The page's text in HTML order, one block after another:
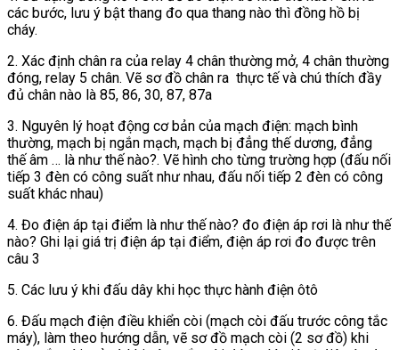
các bước, lưu ý bật thang đo qua thang nào thì đồng hồ bị
cháy.
2. Xác định chân ra của relay 4 chân thường mở, 4 chân thường
đóng, relay 5 chân. Vẽ sơ đồ chân ra thực tế và chú thích đầy
đủ chân nào là 85, 86, 30, 87, 87a
3. Nguyên lý hoạt động cơ bản của mạch điện: mạch bình
thường, mạch bị ngắn mạch, mạch bị đẳng thế dương, đẳng
thế âm … là như thế nào?. Vẽ hình cho từng trường hợp (đấu nối
tiếp 3 đèn có công suất như nhau, đấu nối tiếp 2 đèn có công
suất khác nhau)
4. Đo điện áp tại điểm là như thế nào? đo điện áp rơi là như thế
nào? Ghi lại giá trị điện áp tại điểm, điện áp rơi đo được trên
câu 3
5. Các lưu ý khi đấu dây khi học thực hành điện ôtô
6. Đấu mạch điện điều khiển còi (mạch còi đấu trước công tắc
máy), làm theo hướng dẫn, vẽ sơ đồ mạch còi (2 sơ đồ) khi